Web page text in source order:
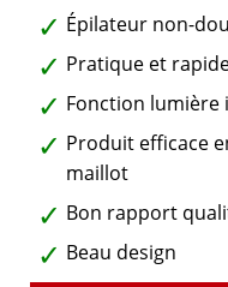
Épilateur non-
Pratique et
Fonction
Produit efficace
maillot
Bon rapport
Beau design